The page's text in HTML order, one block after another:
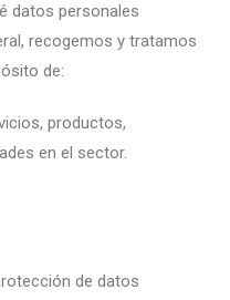
datos personales
recogemos y tratamos
de:
productos,
en el sector.
de datos